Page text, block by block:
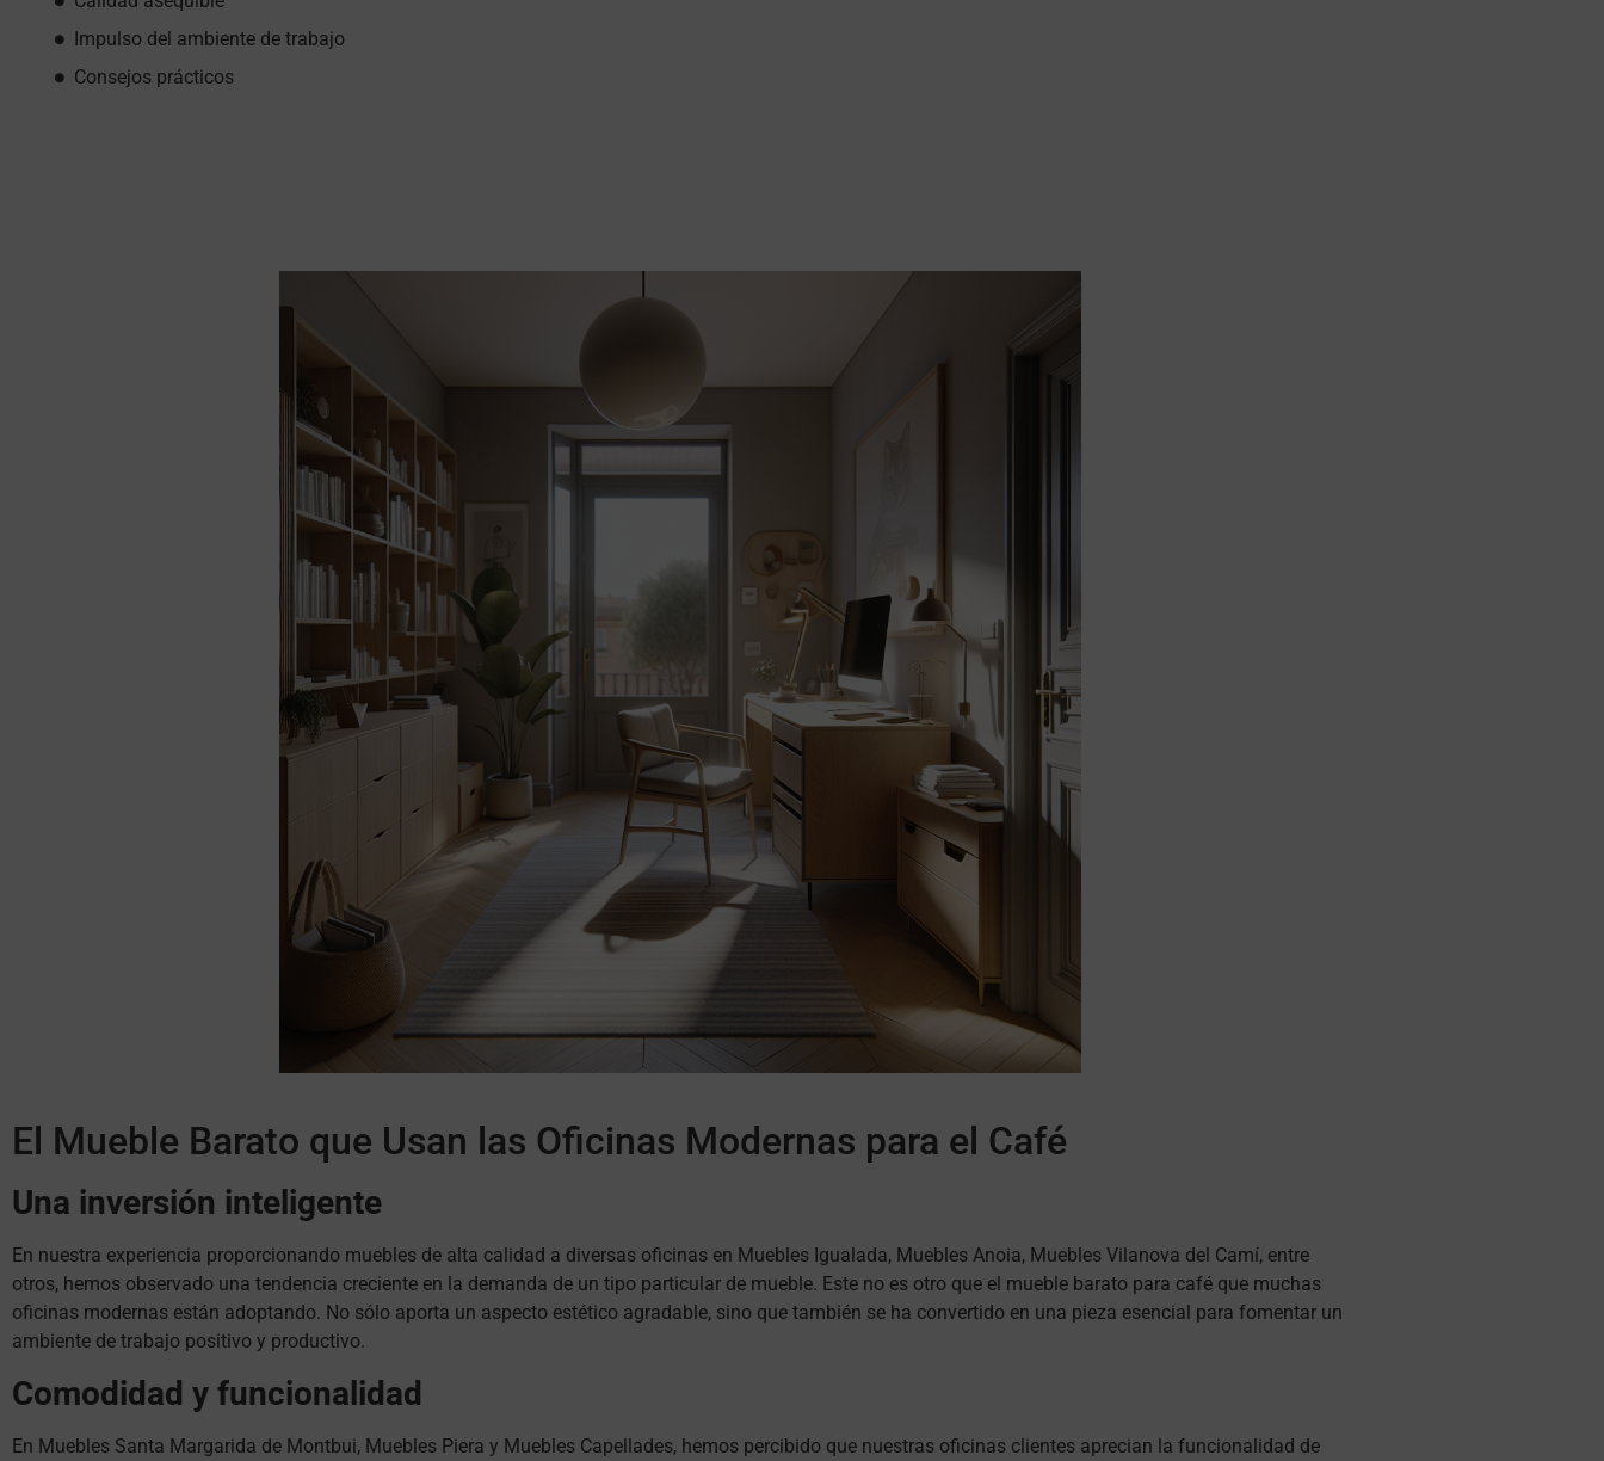
Impulso del ambiente de trabajo
Consejos prácticos
El Mueble Barato que Usan las Oficinas Modernas para el Café
Una inversión inteligente
En nuestra experiencia proporcionando muebles de alta calidad a diversas oficinas en Muebles Igualada, Muebles Anoia, Muebles Vilanova del Camí, entre
otros, hemos observado una tendencia creciente en la demanda de un tipo particular de mueble. Este no es otro que el mueble barato para café que muchas
oficinas modernas están adoptando. No sólo aporta un aspecto estético agradable, sino que también se ha convertido en una pieza esencial para fomentar un
ambiente de trabajo positivo y productivo.
Comodidad y funcionalidad
En Muebles Santa Margarida de Montbui, Muebles Piera y Muebles Capellades, hemos percibido que nuestras oficinas clientes aprecian la funcionalidad de